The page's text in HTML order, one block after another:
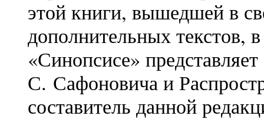
этой книги, вышедшей в
дополнительных текстов,
«Синопсисе»
С. Сафоновича и
составитель данной